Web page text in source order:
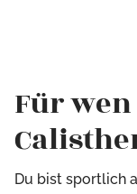
Für
Du bist sportlich